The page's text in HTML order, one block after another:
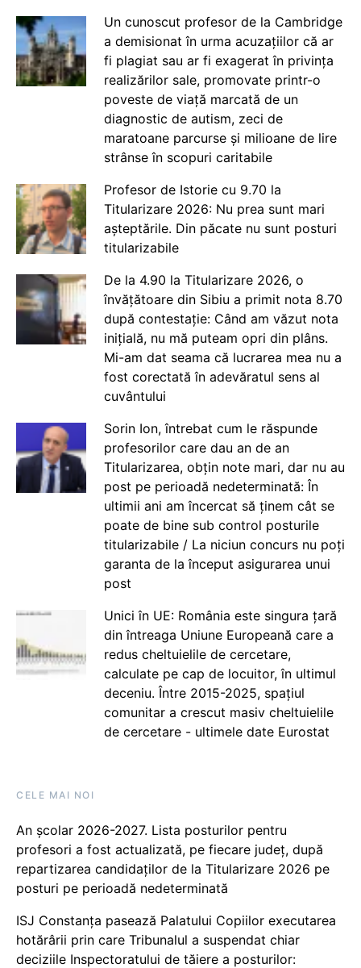
Un cunoscut profesor de la Cambridge
a demisionat în urma acuzațiilor că ar
fi plagiat sau ar fi exagerat în privința
realizărilor sale, promovate printr-o
poveste de viață marcată de un
diagnostic de autism, zeci de
maratoane parcurse și milioane de lire
strânse în scopuri caritabile
Profesor de Istorie cu 9.70 la
Titularizare 2026: Nu prea sunt mari
așteptările. Din păcate nu sunt posturi
titularizabile
De la 4.90 la Titularizare 2026, o
învățătoare din Sibiu a primit nota 8.70
după contestație: Când am văzut nota
inițială, nu mă puteam opri din plâns.
Mi-am dat seama că lucrarea mea nu a
fost corectată în adevăratul sens al
cuvântului
Sorin Ion, întrebat cum le răspunde
profesorilor care dau an de an
Titularizarea, obțin note mari, dar nu au
post pe perioadă nedeterminată: În
ultimii ani am încercat să ținem cât se
poate de bine sub control posturile
titularizabile / La niciun concurs nu poți
garanta de la început asigurarea unui
post
Unici în UE: România este singura țară
din întreaga Uniune Europeană care a
redus cheltuielile de cercetare,
calculate pe cap de locuitor, în ultimul
deceniu. Între 2015-2025, spațiul
comunitar a crescut masiv cheltuielile
de cercetare - ultimele date Eurostat
CELE MAI NOI
An școlar 2026-2027. Lista posturilor pentru
profesori a fost actualizată, pe fiecare județ, după
repartizarea candidaților de la Titularizare 2026 pe
posturi pe perioadă nedeterminată
ISJ Constanța pasează Palatului Copiilor executarea
hotărârii prin care Tribunalul a suspendat chiar
deciziile Inspectoratului de tăiere a posturilor: